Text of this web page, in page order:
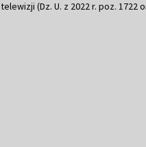
telewizji (Dz. U. z 2022 r. poz. 1722